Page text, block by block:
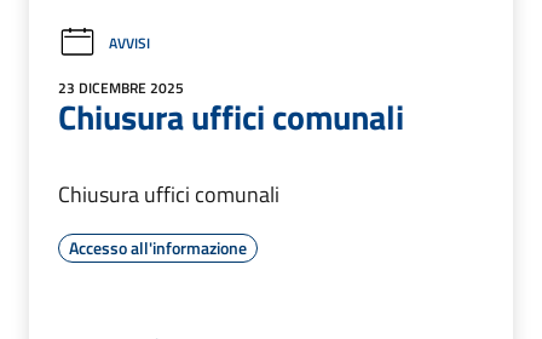
AVVISI
23 DICEMBRE 2025
Chiusura uffici comunali
Chiusura uffici comunali
Accesso all'informazione